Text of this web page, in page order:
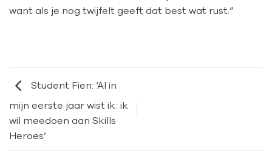
want als je nog twijfelt geeft dat best wat rust.”
Student Fien: ‘Al in
mijn eerste jaar wist ik: ik
wil meedoen aan Skills
Heroes’